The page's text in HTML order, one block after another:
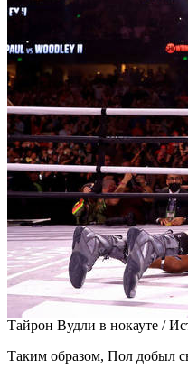
Тайрон Вудли в нокауте /
Таким образом, Пол добыл